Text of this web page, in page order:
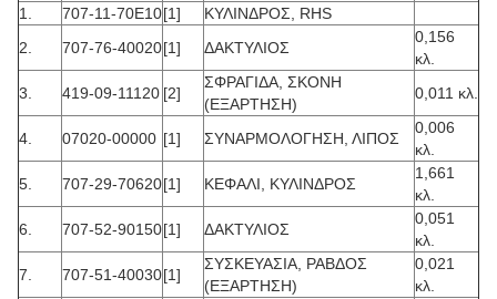
1.
707-11-70E10[1]
ΚΥΛΙΝΔΡΟΣ, RHS
2.
707-76-40020[1] ΔΑΚΤΥΛΙΟΣ
0,156
κλ.
3.
419-09-11120 [2]
ΣΦΡΑΓΙΔΑ, ΣΚΟΝΗ
(ΕΞΑΡΤΗΣΗ)
0,011 κλ.
4. 07020-00000 [1] ΣΥΝΑΡΜΟΛΟΓΗΣΗ, ΛΙΠΟΣ
0,006
κλ.
5.
707-29-70620[1] ΚΕΦΑΛΙ, ΚΥΛΙΝΔΡΟΣ
1,661
κλ.
6.
707-52-90150[1] ΔΑΚΤΥΛΙΟΣ
0,051
κλ.
7.
707-51-40030[1]
ΣΥΣΚΕΥΑΣΙΑ, ΡΑΒΔΟΣ
(ΕΞΑΡΤΗΣΗ)
0,021
κλ.